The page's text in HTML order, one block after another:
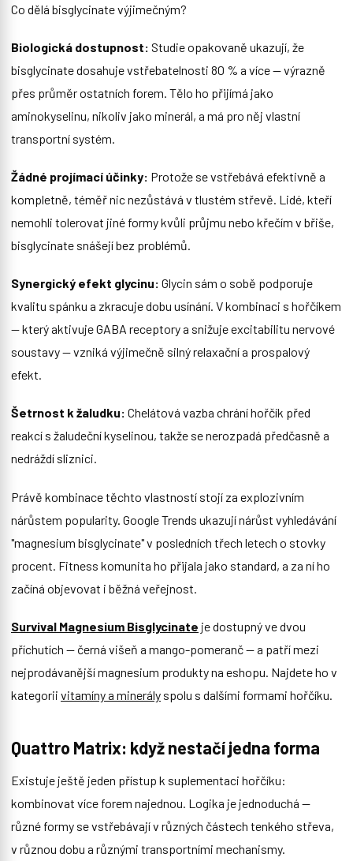
Co dělá bisglycinate výjimečným?
Biologická dostupnost: Studie opakovaně ukazují, že
bisglycinate dosahuje vstřebatelnosti 80 % a více — výrazně
přes průměr ostatních forem. Tělo ho přijímá jako
aminokyselinu, nikoliv jako minerál, a má pro něj vlastní
transportní systém.
Žádné projímací účinky: Protože se vstřebává efektivně a
kompletně, téměř nic nezůstává v tlustém střevě. Lidé, kteří
nemohli tolerovat jiné formy kvůli průjmu nebo křečím v břiše,
bisglycinate snášejí bez problémů.
Synergický efekt glycinu: Glycin sám o sobě podporuje
kvalitu spánku a zkracuje dobu usínání. V kombinaci s hořčíkem
— který aktivuje GABA receptory a snižuje excitabilitu nervové
soustavy — vzniká výjimečně silný relaxační a prospalový
efekt.
Šetrnost k žaludku: Chelátová vazba chrání hořčík před
reakcí s žaludeční kyselinou, takže se nerozpadá předčasně a
nedráždí sliznici.
Právě kombinace těchto vlastností stojí za explozivním
nárůstem popularity. Google Trends ukazují nárůst vyhledávání
"magnesium bisglycinate" v posledních třech letech o stovky
procent. Fitness komunita ho přijala jako standard, a za ní ho
začíná objevovat i běžná veřejnost.
Survival Magnesium Bisglycinate je dostupný ve dvou
příchutích — černá višeň a mango-pomeranč — a patří mezi
nejprodávanější magnesium produkty na eshopu. Najdete ho v
kategorii vitamíny a minerály spolu s dalšími formami hořčíku.
Quattro Matrix: když nestačí jedna forma
Existuje ještě jeden přístup k suplementaci hořčíku:
kombinovat více forem najednou. Logika je jednoduchá —
různé formy se vstřebávají v různých částech tenkého střeva,
v různou dobu a různými transportními mechanismy.